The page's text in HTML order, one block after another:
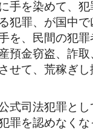
手を染めて、
犯罪、が国中
を、民間の犯
預金窃盗、詐
せて、荒稼ぎ
式司法犯罪と
罪を認めなく